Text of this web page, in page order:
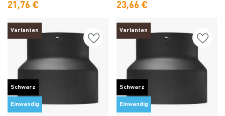
21,76 € 23,66 €
Varianten
Schwarz
Einwandig
Produkt ansehen
Varianten
Schwarz
Einwandig
Produkt ansehen